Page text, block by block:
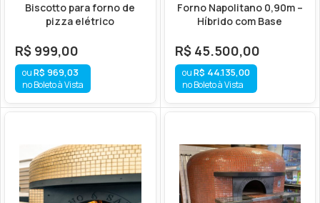
Biscotto para forno de
pizza elétrico
R$ 999,00
R$ 969,03
no Boleto à Vista
Forno Napolitano 0,90m –
Híbrido com Base
R$45.500,00
R$ 44.135,00
no Boleto à Vista